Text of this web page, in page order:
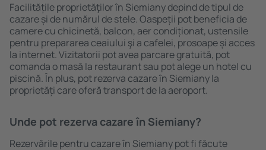
Facilitățile proprietăţilor în Siemiany depind de tipul de
cazare și de numărul de stele. Oaspeții pot beneficia de
camere cu chicinetă, balcon, aer condiționat, ustensile
pentru prepararea ceaiului şi a cafelei, prosoape și acces
la internet. Vizitatorii pot avea parcare gratuită, pot
comanda o masă la restaurant sau pot alege un hotel cu
piscină. În plus, pot rezerva cazare în Siemiany la
proprietăți care oferă transport de la aeroport.
Unde pot rezerva cazare în Siemiany?
Rezervările pentru cazare în Siemiany pot fi făcute